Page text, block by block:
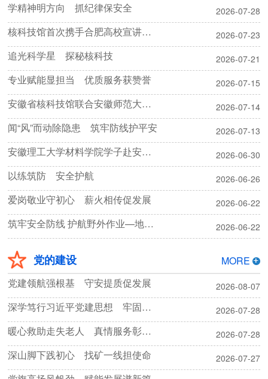
学精神明方向 抓纪律保安全 2026-07-28
核科技馆首次携手合肥高校宣讲团开展“两弹一星”精神实践研学活动 2026-07-23
追光科学星 探秘核科技 2026-07-21
专业赋能显担当 优质服务获赞誉 2026-07-15
安徽省核科技馆联合安徽师范大学开展暑期科普宣讲活动 2026-07-14
闻“风”而动除隐患 筑牢防线护平安 2026-07-13
安徽理工大学材料学院学子赴安徽省核科技馆参观研学 2026-06-30
以练筑防 安全护航 2026-06-26
爱岗敬业守初心 薪火相传促发展 2026-06-22
筑牢安全防线 护航野外作业—地质勘探院开展2026年安全生产月活动 2026-06-22
党的建设
MORE
党建领航强根基 守安提质促发展
2026-08-07
深学笃行习近平党建思想 牢固树立和践行正确政绩观 2026-07-28
暖心救助走失老人 真情服务彰显担当 2026-07-28
深山脚下践初心 找矿一线担使命 2026-07-27